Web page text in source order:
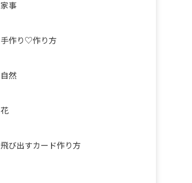
家事
手作り♡作り方
自然
花
飛び出すカード作り方